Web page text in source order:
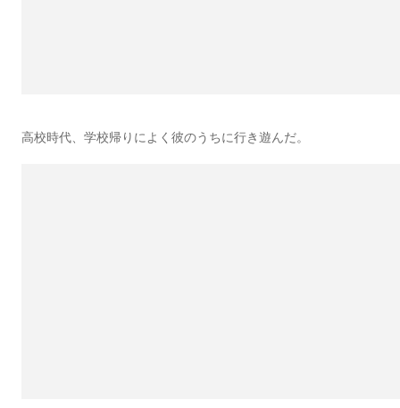
高校時代、学校帰りによく彼のうちに行き遊んだ。